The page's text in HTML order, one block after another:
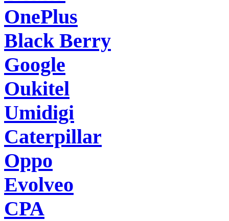
OnePlus
Black Berry
Google
Oukitel
Umidigi
Caterpillar
Oppo
Evolveo
CPA